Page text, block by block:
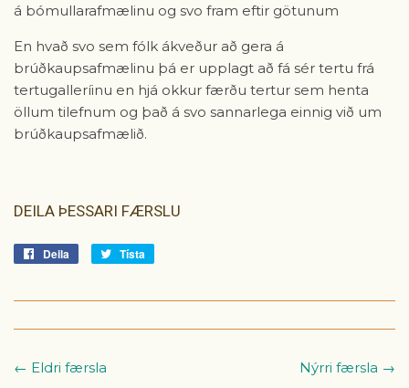
á bómullarafmælinu og svo fram eftir götunum
En hvað svo sem fólk ákveður að gera á
brúðkaupsafmælinu þá er upplagt að fá sér tertu frá
tertugalleríinu en hjá okkur færðu tertur sem henta
öllum tilefnum og það á svo sannarlega einnig við um
brúðkaupsafmælið.
DEILA ÞESSARI FÆRSLU
Deila
Deila
Tísta
← Eldri færsla Nýrri færsla →